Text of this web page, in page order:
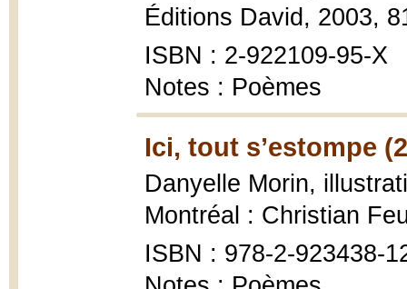
Éditions David, 2003,
ISBN : 2-922109-95-X
Notes : Poèmes
Ici, tout s’estompe
Danyelle Morin,
Montréal : Christian
ISBN : 978-2-923438-